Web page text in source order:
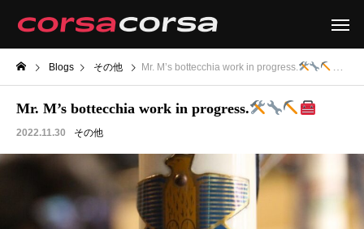
Blogs その他 Mr. M’s bottecchia work in progress.
Mr. M’s bottecchia work in progress.
2022.11.30 その他